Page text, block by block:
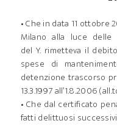
• Che in data 11
Milano alla luce delle
del Y. rimetteva il
spese di
detenzione trascorso
13.3.1997 all’1.8.2006
• Che dal certificato
fatti delittuosi